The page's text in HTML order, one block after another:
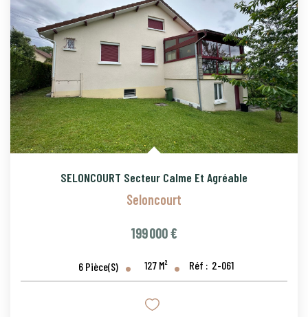
SELONCOURT Secteur Calme Et Agréable
Seloncourt
199 000 €
6 Pièce(s) 127 M² Réf : 2-061